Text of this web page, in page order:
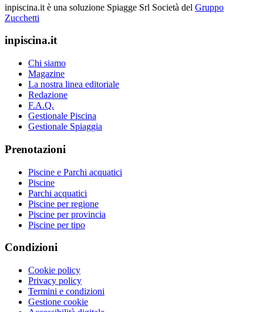
inpiscina.it è una soluzione Spiagge Srl Società del Gruppo
Zucchetti
inpiscina.it
Chi siamo
Magazine
La nostra linea editoriale
Redazione
F.A.Q.
Gestionale Piscina
Gestionale Spiaggia
Prenotazioni
Piscine e Parchi acquatici
Piscine
Parchi acquatici
Piscine per regione
Piscine per provincia
Piscine per tipo
Condizioni
Cookie policy
Privacy policy
Termini e condizioni
Gestione cookie